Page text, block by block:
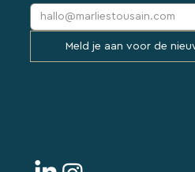
Meld je aan voor de